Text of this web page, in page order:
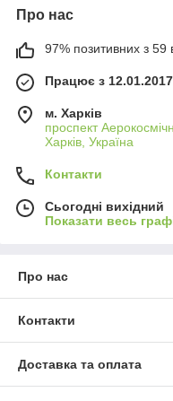
Про нас
97% позитивних з 59
Працює з 12.01.2017
м. Харків
проспект
Харків, Україна
Контакти
Сьогодні вихідний
Показати весь
Про нас
Контакти
Доставка та оплата